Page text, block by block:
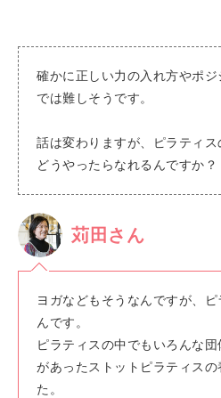
確かに正しい力の入れ方やポ
では難しそうです。
話は変わりますが、ピラティ
どうやったらなれるんですか？
苅田さん
ヨガなどもそうなんですが、
んです。
ピラティスの中でもいろんな
があったストットピラティス
た。